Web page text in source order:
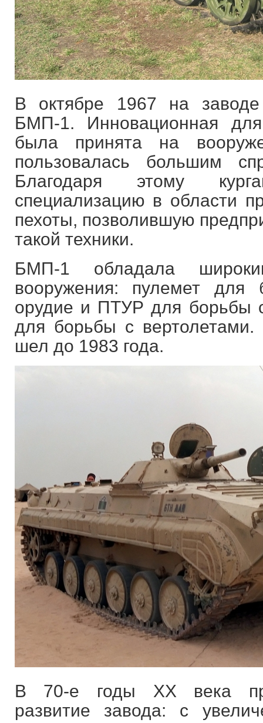
В октябре 1967 на заводе
БМП-1. Инновационная
была принята на
пользовалась большим
Благодаря этому
специализацию в области
пехоты, позволившую
такой техники.
БМП-1 обладала
вооружения: пулемет
орудие и ПТУР для борьбы
для борьбы с
шел до 1983 года.
В 70-е годы ХХ века
развитие завода: с